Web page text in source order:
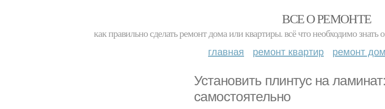
ВСЕ О РЕМОНТЕ
как правильно сделать ремонт дома или квартиры. всё что необходимо
главная ремонт квартир ремонт
Установить плинтус на
самостоятельно